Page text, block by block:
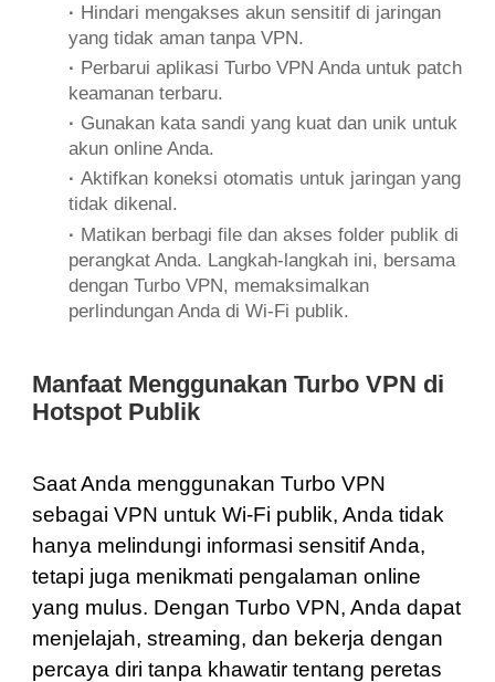
· Hindari mengakses akun sensitif di jaringan
yang tidak aman tanpa VPN.
· Perbarui aplikasi Turbo VPN Anda untuk patch
keamanan terbaru.
· Gunakan kata sandi yang kuat dan unik untuk
akun online Anda.
·Aktifkan koneksi otomatis untuk jaringan yang
tidak dikenal.
· Matikan berbagi file dan akses folder publik di
perangkat Anda. Langkah-langkah ini, bersama
dengan Turbo VPN, memaksimalkan
perlindungan Anda di Wi-Fi publik.
Manfaat Menggunakan Turbo VPN di
Hotspot Publik
Saat Anda menggunakan Turbo VPN
sebagai VPN untuk Wi-Fi publik, Anda tidak
hanya melindungi informasi sensitif Anda,
tetapi juga menikmati pengalaman online
yang mulus. Dengan Turbo VPN, Anda dapat
menjelajah, streaming, dan bekerja dengan
percaya diri tanpa khawatir tentang peretas